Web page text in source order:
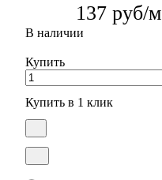
137 руб/м
В наличии
Купить
Купить в 1 клик